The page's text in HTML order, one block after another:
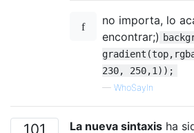
no importa, lo
encontrar;)
230, 250,1));
— WhoSayIn
101 La nueva sintaxis ha